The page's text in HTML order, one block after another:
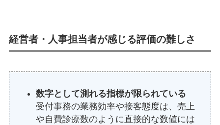
経営者・人事担当者が感じる評価の難しさ
数字として測れる指標が限られている
受付事務の業務効率や接客態度は、売上
や自費診療数のように直接的な数値には